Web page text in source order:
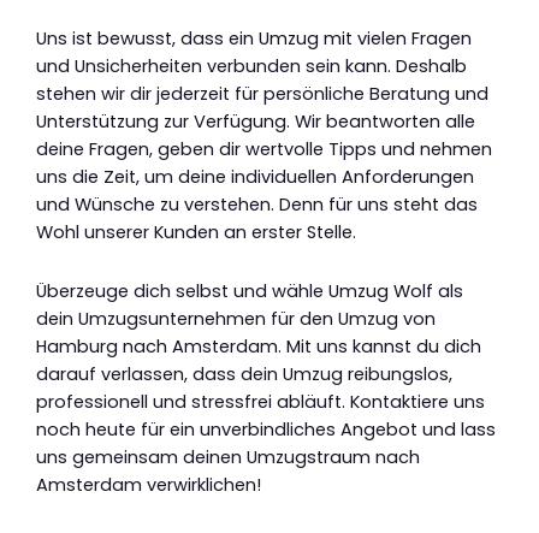
Uns ist bewusst, dass ein Umzug mit vielen Fragen
und Unsicherheiten verbunden sein kann. Deshalb
stehen wir dir jederzeit für persönliche Beratung und
Unterstützung zur Verfügung. Wir beantworten alle
deine Fragen, geben dir wertvolle Tipps und nehmen
uns die Zeit, um deine individuellen Anforderungen
und Wünsche zu verstehen. Denn für uns steht das
Wohl unserer Kunden an erster Stelle.
Überzeuge dich selbst und wähle Umzug Wolf als
dein Umzugsunternehmen für den Umzug von
Hamburg nach Amsterdam. Mit uns kannst du dich
darauf verlassen, dass dein Umzug reibungslos,
professionell und stressfrei abläuft. Kontaktiere uns
noch heute für ein unverbindliches Angebot und lass
uns gemeinsam deinen Umzugstraum nach
Amsterdam verwirklichen!